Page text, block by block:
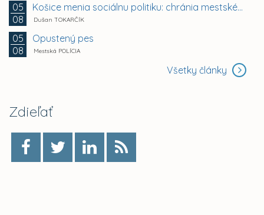
05
08
Košice menia sociálnu politiku: chránia mestské byty...
Dušan TOKARČÍK
05
08
Opustený pes
Mestská POLÍCIA
Všetky články
Zdieľať